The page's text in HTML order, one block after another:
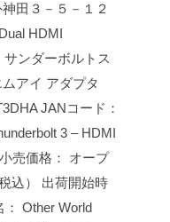
田３－５－１２
HDMI
ンダーボルトス
アイ アダプタ
JANコード：
3 – HDMI
売価格： オープ
込）
出荷開始時
： Other World